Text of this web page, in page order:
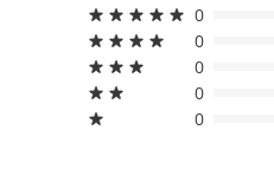
0
0
0
0
0